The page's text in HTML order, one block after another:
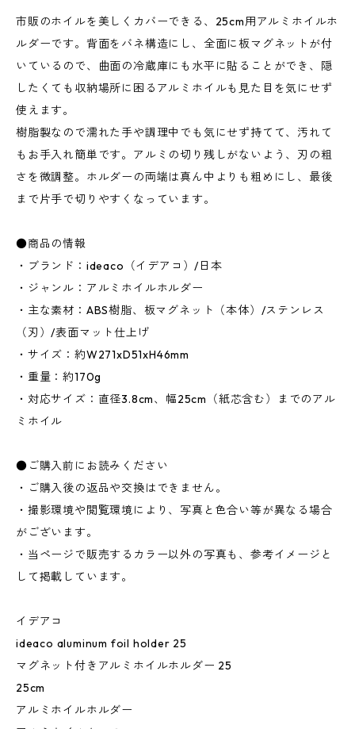
市販のホイルを美しくカバーできる、25cm用アルミホイルホ
ルダーです。背面をバネ構造にし、全面に板マグネットが付
いているので、曲面の冷蔵庫にも水平に貼ることができ、隠
したくても収納場所に困るアルミホイルも見た目を気にせず
使えます。
樹脂製なので濡れた手や調理中でも気にせず持てて、汚れて
もお手入れ簡単です。アルミの切り残しがないよう、刃の粗
さを微調整。ホルダーの両端は真ん中よりも粗めにし、最後
まで片手で切りやすくなっています。
●商品の情報
・ブランド：ideaco（イデアコ）/日本
・ジャンル：アルミホイルホルダー
・主な素材：ABS樹脂、板マグネット（本体）/ステンレス
（刃）/表面マット仕上げ
・サイズ：約W271xD51xH46mm
・重量：約170g
・対応サイズ：直径3.8cm、幅25cm（紙芯含む）までのアル
ミホイル
●ご購入前にお読みください
・ご購入後の返品や交換はできません。
・撮影環境や閲覧環境により、写真と色合い等が異なる場合
がございます。
・当ページで販売するカラー以外の写真も、参考イメージと
して掲載しています。
イデアコ
ideaco aluminum foil holder 25
マグネット付きアルミホイルホルダー 25
25cm
アルミホイルホルダー